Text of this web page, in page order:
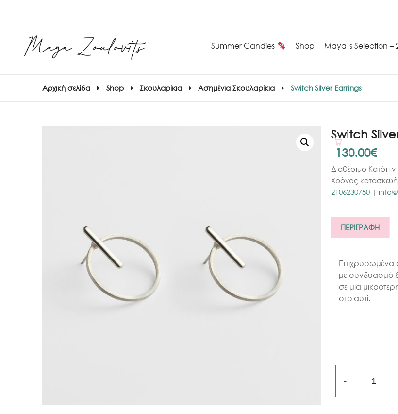
Summer Candies Shop Maya’s Selection –
Αρχική σελίδα Shop Σκουλαρίκια Ασημένια Σκουλαρίκια Switch Silver Earrings
Switch
130.00€
Διαθέσιμο
Χρόνος
2106230750 |
ΠΕΡΙΓΡΑΦΗ
Επιχρυσωμένα
με συνδυασμό
σε μια
στο αυτί.